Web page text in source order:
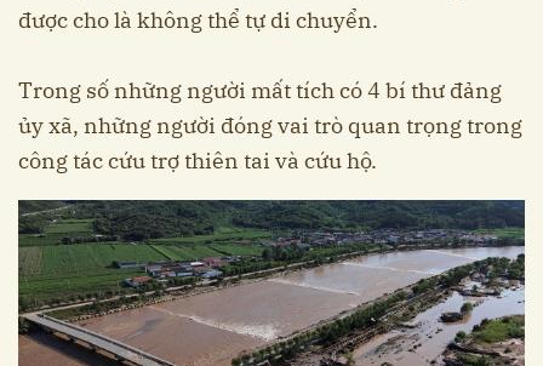
được cho là không thể tự di chuyển.
Trong số những người mất tích có 4 bí thư đảng
ủy xã, những người đóng vai trò quan trọng trong
công tác cứu trợ thiên tai và cứu hộ.